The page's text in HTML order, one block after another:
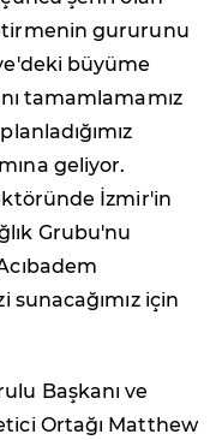
gururunu
büyüme
tamamlamamız
geliyor.
İzmir'in
Grubu'nu
için
Başkanı ve
Ortağı Matthew